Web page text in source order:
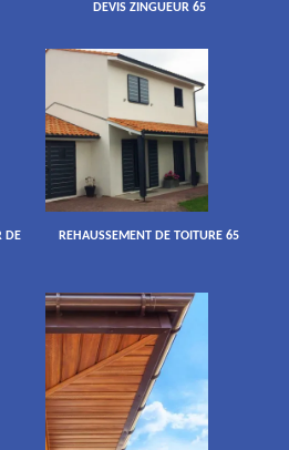
DEVIS ZINGUEUR 65
DE
REHAUSSEMENT DE TOITURE 65